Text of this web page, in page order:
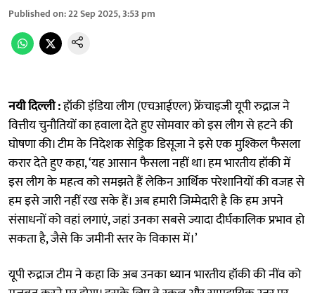
Published on:22 Sep 2025, 3:53 pm
नयी दिल्ली :हॉकी इंडिया लीग (एचआईएल) फ्रेंचाइजी यूपी रुद्राज ने
वित्तीय चुनौतियों का हवाला देते हुए सोमवार को इस लीग से हटने की
घोषणा की। टीम के निदेशक सेड्रिक डिसूजा ने इसे एक मुश्किल फैसला
करार देते हुए कहा, ‘यह आसान फैसला नहीं था। हम भारतीय हॉकी में
इस लीग के महत्व को समझते हैं लेकिन आर्थिक परेशानियों की वजह से
हम इसे जारी नहीं रख सके हैं। अब हमारी जिम्मेदारी है कि हम अपने
संसाधनों को वहां लगाएं, जहां उनका सबसे ज्यादा दीर्घकालिक प्रभाव हो
सकता है, जैसे कि जमीनी स्तर के विकास में।’
यूपी रुद्राज टीम ने कहा कि अब उनका ध्यान भारतीय हॉकी की नींव को